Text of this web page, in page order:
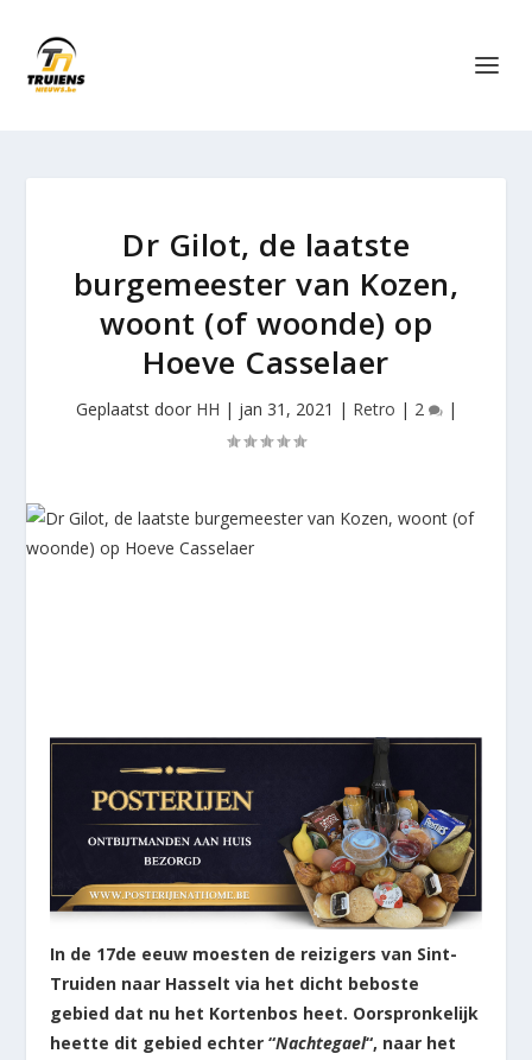
Dr Gilot, de laatste
burgemeester van Kozen,
woont (of woonde) op
Hoeve Casselaer
Geplaatst door HH | jan 31, 2021 | Retro | 2 |
In de 17de eeuw moesten de reizigers van Sint-
Truiden naar Hasselt via het dicht beboste
gebied dat nu het Kortenbos heet. Oorspronkelijk
heette dit gebied echter “Nachtegael“, naar het